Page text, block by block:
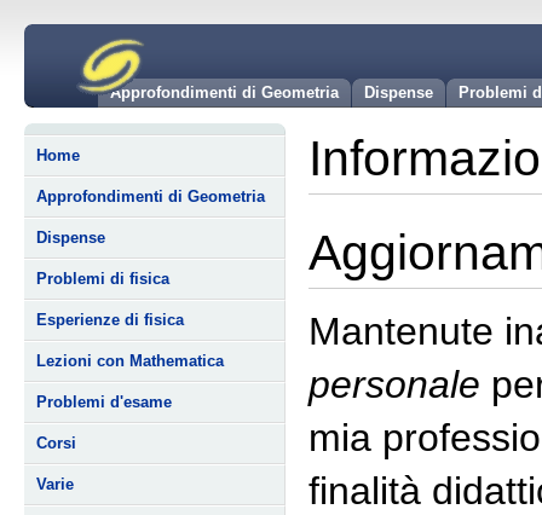
Problemi
Dispense
Approfondimenti di Geometria
Home
Approfondimenti di Geometria
Dispense
Problemi di fisica
Esperienze di fisica
Lezioni con Mathematica
Problemi d'esame
Corsi
Varie
Mantenute
personale
mia
finalità